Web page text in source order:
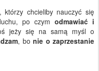
chcieliby nauczyć się
po czym odmawiać i
jeży się na samą myśl o
, bonie o zaprzestanie